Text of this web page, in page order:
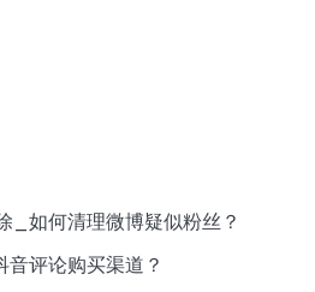
_如何清理微博疑似粉丝？
评论购买渠道？